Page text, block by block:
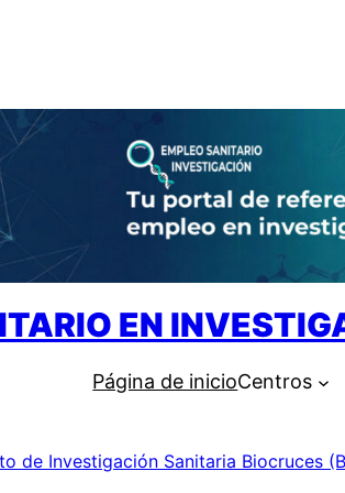
EN
Página de inicioCentros
de Investigación Sanitaria Biocruces